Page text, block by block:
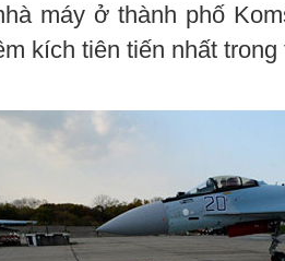
máy ở thành phố
kích tiên tiến nhất